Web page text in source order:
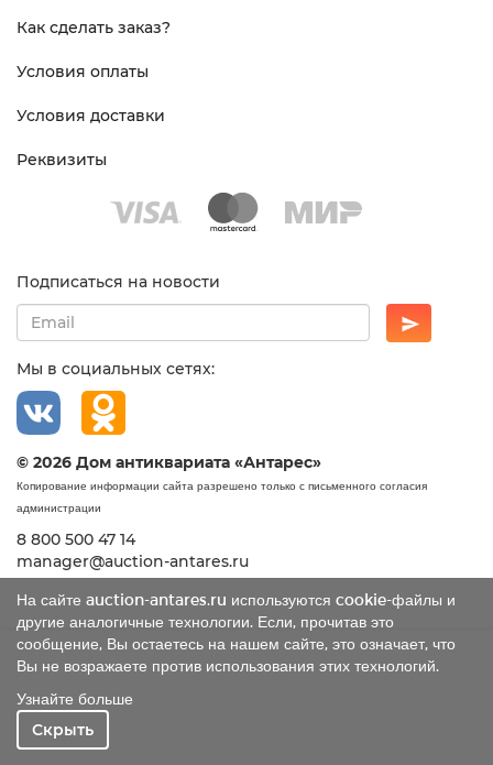
На сайте auction-antares.ru используются cookie-файлы и
другие аналогичные технологии. Если, прочитав это
сообщение, Вы остаетесь на нашем сайте, это означает, что
Вы не возражаете против использования этих технологий.
Узнайте больше
Скрыть
Как сделать заказ?
Условия оплаты
Условия доставки
Реквизиты
Подписаться на новости
Мы в социальных сетях:
© 2026 Дом антиквариата «Антарес»
Копирование информации сайта разрешено только с письменного согласия
администрации
8 800 500 47 14
manager@auction-antares.ru